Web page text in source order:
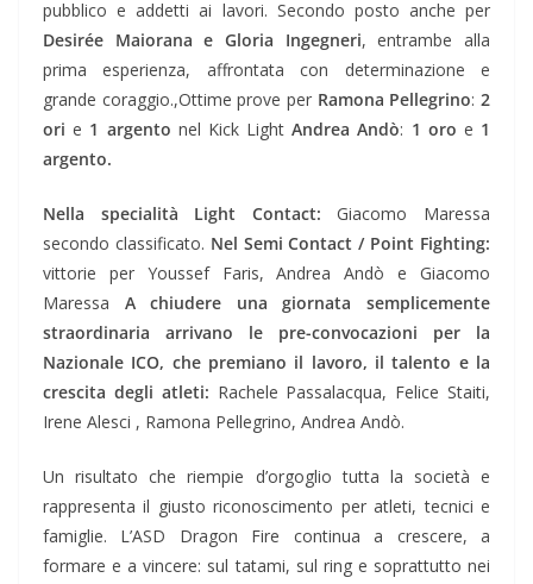
pubblico e addetti ai lavori. Secondo posto anche per
Desirée Maiorana e Gloria Ingegneri, entrambe alla
prima esperienza, affrontata con determinazione e
grande coraggio.,Ottime prove per Ramona Pellegrino:2
ori e 1 argento nel Kick LightAndrea Andò: 1 oro e 1
argento.
Nella specialità Light Contact: Giacomo Maressa
secondo classificato. Nel Semi Contact / Point Fighting:
vittorie per Youssef Faris, Andrea Andò e Giacomo
Maressa A chiudere una giornata semplicemente
straordinaria arrivano le pre-convocazioni per la
Nazionale ICO, che premiano il lavoro, il talento e la
crescita degli atleti: Rachele Passalacqua, Felice Staiti,
Irene Alesci , Ramona Pellegrino, Andrea Andò.
Un risultato che riempie d’orgoglio tutta la società e
rappresenta il giusto riconoscimento per atleti, tecnici e
famiglie. L’ASD Dragon Fire continua a crescere, a
formare e a vincere: sul tatami, sul ring e soprattutto nei